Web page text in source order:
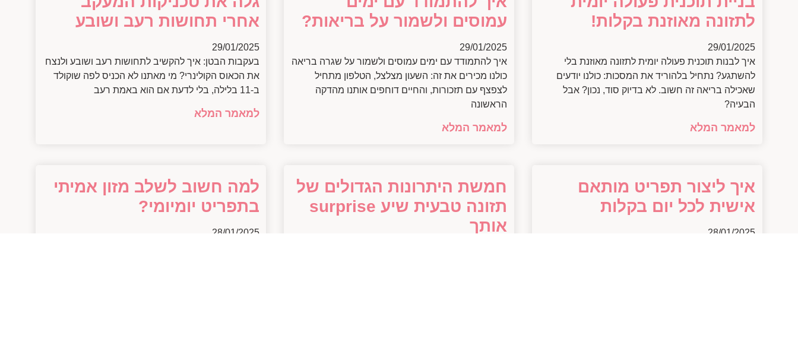
לתזונה מאוזנת בקלות!
29/01/2025
איך לבנות תוכנית פעולה יומית לתזונה מאוזנת בלי
להשתגע? נתחיל בלהוריד את המסכות: כולנו יודעים
שאכילה בריאה זה חשוב. לא בדיוק סוד, נכון? אבל
הבעיה?
למאמר המלא
עמוסים ולשמור על בריאות?
29/01/2025
איך להתמודד עם ימים עמוסים ולשמור על שגרה בריאה
כולנו מכירים את זה: השעון מצלצל, הטלפון מתחיל
לצפצף עם תזכורות, והחיים דוחפים אותנו מהדקה
הראשונה
למאמר המלא
אחרי תחושות רעב ושובע
29/01/2025
בעקבות הבטן: איך להקשיב לתחושות רעב ושובע ולנצח
את הכאוס הקולינרי? מי מאתנו לא הכניס לפה שוקולד
ב-11 בלילה, בלי לדעת אם הוא באמת רעב
למאמר המלא
איך ליצור תפריט מותאם
אישית לכל יום בקלות
28/01/2025
חמשת היתרונות הגדולים של
תזונה טבעית שיע surprise
אותך
למה חשוב לשלב מזון אמיתי
בתפריט יומיומי?
28/01/2025